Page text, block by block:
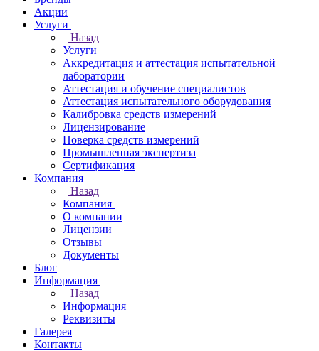
Акции
Услуги
Назад
Услуги
Аккредитация и аттестация испытательной
лаборатории
Аттестация и обучение специалистов
Аттестация испытательного оборудования
Калибровка средств измерений
Лицензирование
Поверка средств измерений
Промышленная экспертиза
Сертификация
Компания
Назад
Компания
О компании
Лицензии
Отзывы
Документы
Блог
Информация
Назад
Информация
Реквизиты
Галерея
Контакты